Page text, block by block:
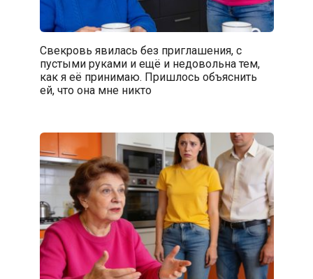
Свекровь явилась без приглашения, с
пустыми руками и ещё и недовольна тем,
как я её принимаю. Пришлось объяснить
ей, что она мне никто